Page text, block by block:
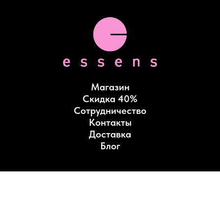
Магазин
Скидка 40%
Сотрудничество
Контакты
Доставка
Блог